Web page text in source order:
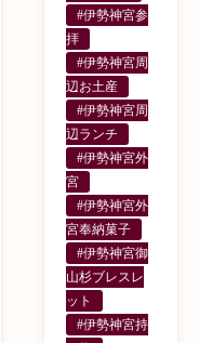
#伊勢神宮参
拝
#伊勢神宮周
辺お土産
#伊勢神宮周
辺ランチ
#伊勢神宮外
宮
#伊勢神宮外
宮奉納菓子
#伊勢神宮御
山杉ブレスレ
ット
#伊勢神宮持